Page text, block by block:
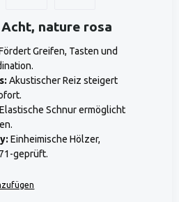
nature rosa
Greifen, Tasten und
Akustischer Reiz steigert
Elastische Schnur ermöglicht
Einheimische Hölzer,
geprüft.